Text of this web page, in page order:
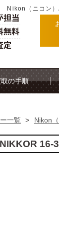
Nikon（ニコン
の手順
一覧 > Nikon（
16-